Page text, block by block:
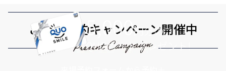
ご来場予約キャンペーン開催中
5,000円分の
QUOカードプレゼント!